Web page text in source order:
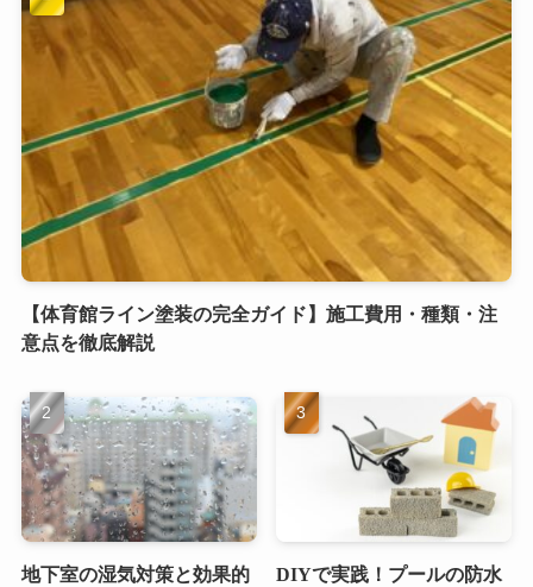
【体育館ライン塗装の完全ガイド】施工費用・種類・注
意点を徹底解説
地下室の湿気対策と効果的
DIYで実践！プールの防水